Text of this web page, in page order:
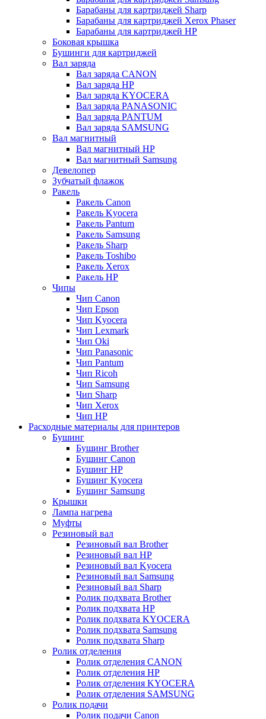
Барабаны для картриджей Sharp
Барабаны для картриджей Xerox Phaser
Барабаны для картриджей НР
Боковая крышка
Бушинги для картриджей
Вал заряда
Вал заряда CANON
Вал заряда HP
Вал заряда KYOCERA
Вал заряда PANASONIC
Вал заряда PANTUM
Вал заряда SAMSUNG
Вал магнитный
Вал магнитный HP
Вал магнитный Samsung
Девелопер
Зубчатый флажок
Ракель
Ракель Canon
Ракель Kyocera
Ракель Pantum
Ракель Samsung
Ракель Sharp
Ракель Toshibo
Ракель Xerox
Ракель НР
Чипы
Чип Canon
Чип Epson
Чип Kyocera
Чип Lexmark
Чип Oki
Чип Panasonic
Чип Pantum
Чип Ricoh
Чип Samsung
Чип Sharp
Чип Xerox
Чип НР
Расходные материалы для принтеров
Бушинг
Бушинг Brother
Бушинг Canon
Бушинг HP
Бушинг Kyocera
Бушинг Samsung
Крышки
Лампа нагрева
Муфты
Резиновый вал
Резиновый вал Brother
Резиновый вал HP
Резиновый вал Kyocera
Резиновый вал Samsung
Резиновый вал Sharp
Ролик подхвата Brother
Ролик подхвата HP
Ролик подхвата KYOCERA
Ролик подхвата Samsung
Ролик подхвата Sharp
Ролик отделения
Ролик отделения CANON
Ролик отделения HP
Ролик отделения KYOCERA
Ролик отделения SAMSUNG
Ролик подачи
Ролик подачи Canon